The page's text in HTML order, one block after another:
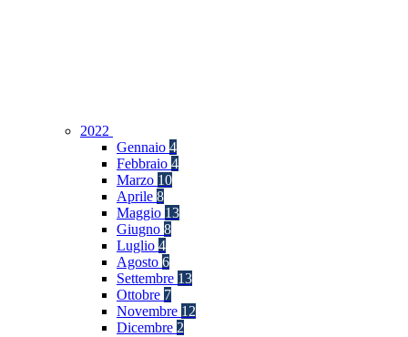
2022
Gennaio 4
Febbraio 4
Marzo 10
Aprile 8
Maggio 13
Giugno 8
Luglio 4
Agosto 6
Settembre 13
Ottobre 7
Novembre 12
Dicembre 2